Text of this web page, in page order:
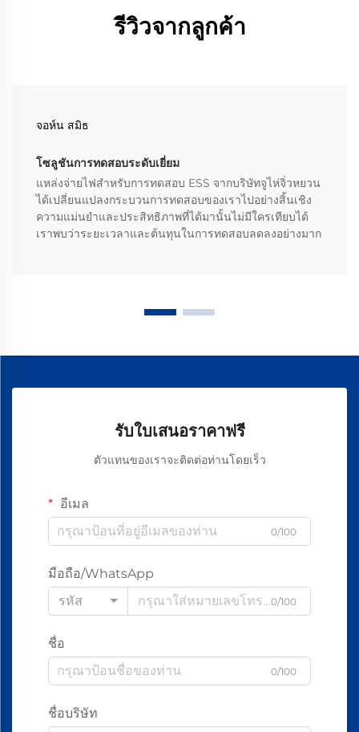
รีวิวจากลูกค้า
จอห์น สมิธ
โซลูชันการทดสอบระดับเยี่ยม
แหล่งจ่ายไฟสำหรับการทดสอบ ESS จากบริษัทจูไห่จิ่วหยวน
ได้เปลี่ยนแปลงกระบวนการทดสอบของเราไปอย่างสิ้นเชิง
ความแม่นยำและประสิทธิภาพที่ได้มานั้นไม่มีใครเทียบได้
เราพบว่าระยะเวลาและต้นทุนในการทดสอบลดลงอย่างมาก
รับใบเสนอราคาฟรี
ตัวแทนของเราจะติดต่อท่านโดยเร็ว
อีเมล
0/100
มือถือ/WhatsApp
รหัส
0/100
ชื่อ
0/100
ชื่อบริษัท